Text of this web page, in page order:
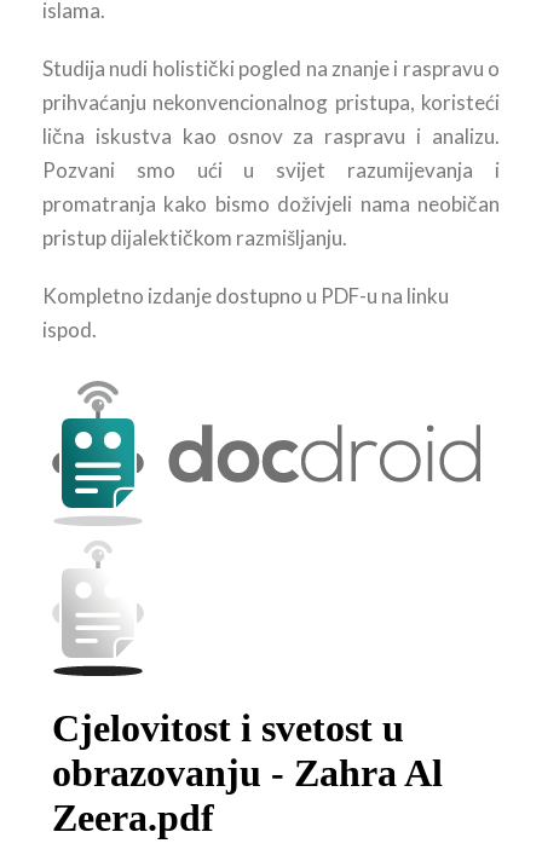
islama.
Studija nudi holistički pogled na znanje i raspravu o
prihvaćanju nekonvencionalnog pristupa, koristeći
lična iskustva kao osnov za raspravu i analizu.
Pozvani smo ući u svijet razumijevanja i
promatranja kako bismo doživjeli nama neobičan
pristup dijalektičkom razmišljanju.
Kompletno izdanje dostupno u PDF-u na linku
ispod.